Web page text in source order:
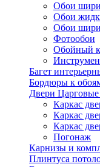
Обои
Обои
Обои
Фотообои
Обойный
Багет
Бордюры к
Двери
Каркас
Каркас
Каркас
Погонаж
Карнизы и
Плинтуса